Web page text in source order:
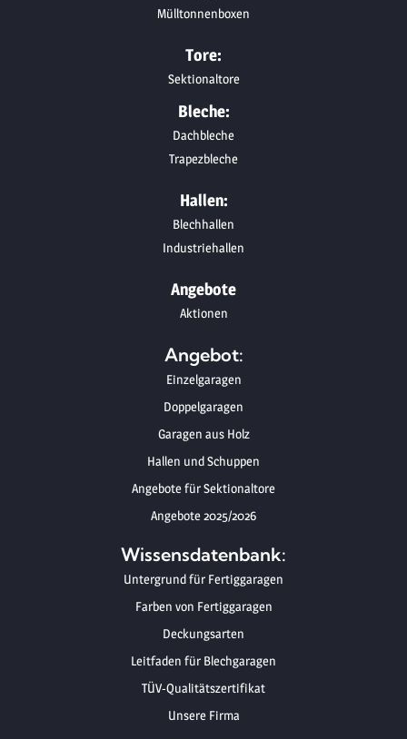
Mülltonnenboxen
Tore:
Sektionaltore
Bleche:
Dachbleche
Trapezbleche
Hallen:
Blechhallen
Industriehallen
Angebote
Aktionen
Angebot:
Einzelgaragen
Doppelgaragen
Garagen aus Holz
Hallen und Schuppen
Angebote für Sektionaltore
Angebote 2025/2026
Wissensdatenbank:
Untergrund für Fertiggaragen
Farben von Fertiggaragen
Deckungsarten
Leitfaden für Blechgaragen
TÜV-Qualitätszertifikat
Unsere Firma